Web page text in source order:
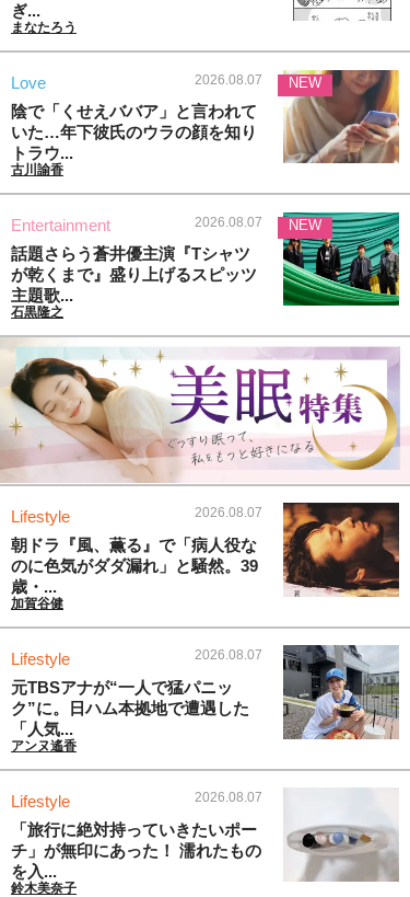
ぎ...
まなたろう
Love 2026.08.07
陰で「くせえババア」と言われて
いた…年下彼氏のウラの顔を知り
トラウ...
古川諭香
NEW
Entertainment 2026.08.07
話題さらう蒼井優主演『Tシャツ
が乾くまで』盛り上げるスピッツ
主題歌...
石黒隆之
NEW
Lifestyle 2026.08.07
朝ドラ『風、薫る』で「病人役な
のに色気がダダ漏れ」と騒然。39
歳・...
加賀谷健
Lifestyle 2026.08.07
元TBSアナが“一人で猛パニッ
ク”に。日ハム本拠地で遭遇した
「人気...
アンヌ遙香
Lifestyle 2026.08.07
「旅行に絶対持っていきたいポー
チ」が無印にあった！ 濡れたもの
を入...
鈴木美奈子